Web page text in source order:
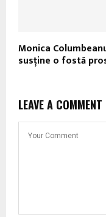
Monica
susține o fostă
LEAVE A COMMENT